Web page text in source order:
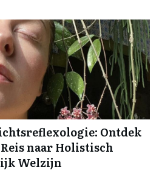
Ontdek
naar Holistisch
Welzijn